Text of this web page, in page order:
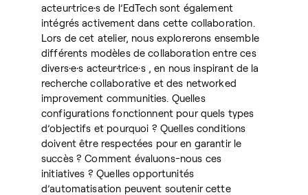
acteur·trice·s de l’EdTech sont également
intégrés activement dans cette collaboration.
Lors de cet atelier, nous explorerons ensemble
différents modèles de collaboration entre ces
divers·e·s acteur·trice·s , en nous inspirant de la
recherche collaborative et des networked
improvement communities. Quelles
configurations fonctionnent pour quels types
d’objectifs et pourquoi ? Quelles conditions
doivent être respectées pour en garantir le
succès ? Comment évaluons-nous ces
initiatives ? Quelles opportunités
d’automatisation peuvent soutenir cette